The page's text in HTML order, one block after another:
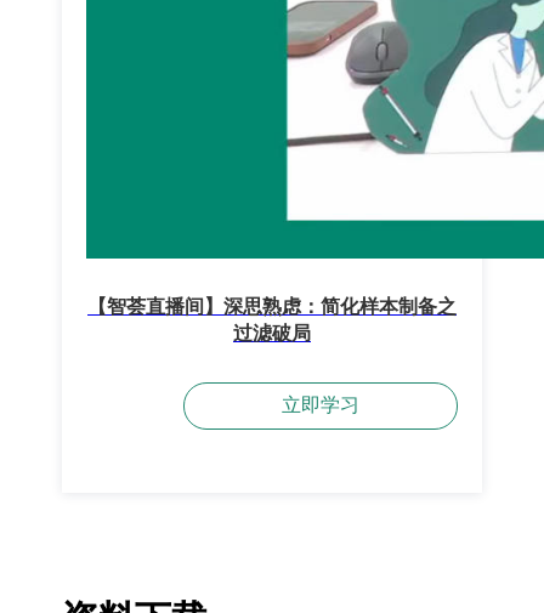
【智荟直播间】深思熟虑：简化样本制备之
过滤破局
立即学习